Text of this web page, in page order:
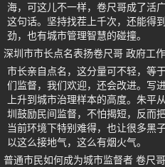
海，可这儿不一样，卷尺哥成了活
这句话。坚持找茬上千次，还能得
劲，也有城市管理智慧的碰撞。
深圳市市长点名表扬卷尺哥 政府工
市长亲自点名，这分量可不轻，等
们监督，我们欢迎，还会改进。写
上升到城市治理样本的高度。朱平
圳鼓励民间监督，不怕揭短，反而
当前环境下特别难得，也让很多黑
以这么接地气，这么有烟火气。
普通市民如何成为城市监督者 卷尺